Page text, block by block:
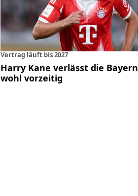
Vertrag läuft bis 2027
Harry Kane verlässt die Bayern
wohl vorzeitig